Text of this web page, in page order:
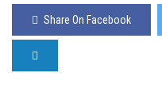
Share On Facebook